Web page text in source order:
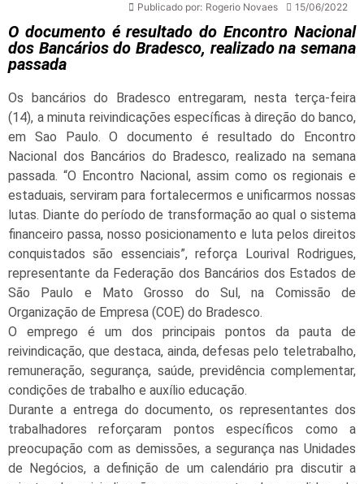
Publicado por: Rogerio Novaes 15/06/2022
O documento é resultado do Encontro Nacional
dos Bancários do Bradesco, realizado na semana
passada
Os bancários do Bradesco entregaram, nesta terça-feira
(14), a minuta reivindicações específicas à direção do banco,
em Sao Paulo. O documento é resultado do Encontro
Nacional dos Bancários do Bradesco, realizado na semana
passada. “O Encontro Nacional, assim como os regionais e
estaduais, serviram para fortalecermos e unificarmos nossas
lutas. Diante do período de transformação ao qual o sistema
financeiro passa, nosso posicionamento e luta pelos direitos
conquistados são essenciais”, reforça Lourival Rodrigues,
representante da Federação dos Bancários dos Estados de
São Paulo e Mato Grosso do Sul, na Comissão de
Organização de Empresa (COE) do Bradesco.
O emprego é um dos principais pontos da pauta de
reivindicação, que destaca, ainda, defesas pelo teletrabalho,
remuneração, segurança, saúde, previdência complementar,
condições de trabalho e auxílio educação.
Durante a entrega do documento, os representantes dos
trabalhadores reforçaram pontos específicos como a
preocupação com as demissões, a segurança nas Unidades
de Negócios, a definição de um calendário pra discutir a